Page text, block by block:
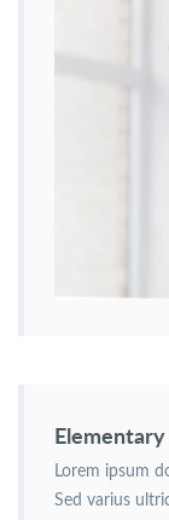
Elementary
Lorem ipsum
Sed varius